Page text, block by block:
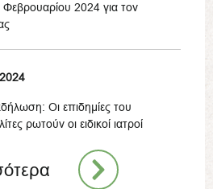
2024 για τον
Οι επιδημίες του
ρωτούν οι ειδικοί ιατροί